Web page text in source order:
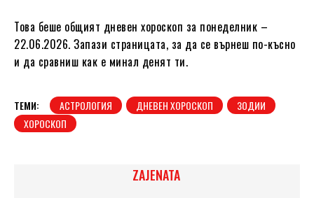
Това беше общият дневен хороскоп за понеделник –
22.06.2026. Запази страницата, за да се върнеш по-късно
и да сравниш как е минал денят ти.
ТЕМИ: АСТРОЛОГИЯ ДНЕВЕН ХОРОСКОП
ЗОДИИ
ХОРОСКОП
ZAJENATA